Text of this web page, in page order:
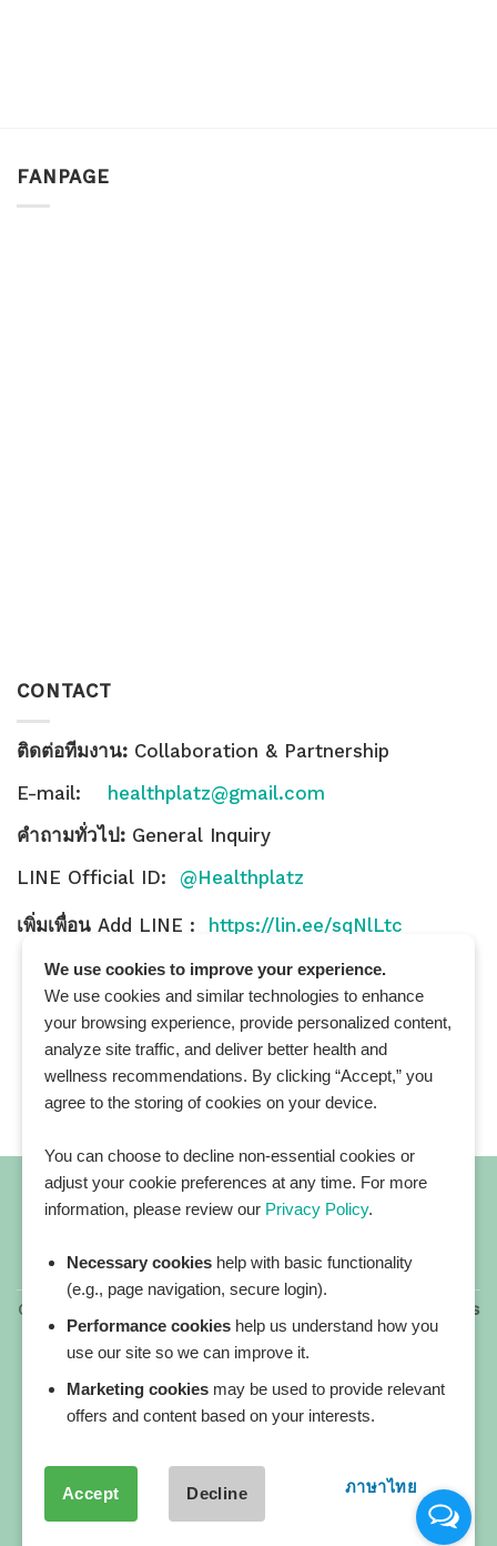
FANPAGE
CONTACT
ติดต่อทีมงาน: Collaboration & Partnership
E-mail: healthplatz@gmail.com
คำถามทั่วไป: General Inquiry
LINE Official ID: @Healthplatz
เพิ่มเพื่อน Add LINE : https://lin.ee/sqNlLtc
All blog posts
Copyright 2026 ©
All rights reserved. HEALTHPLATZ™ is
a registered trademark of Adbrandture Co., Ltd.
Our website services, content, and products are for
informational purposes only. Healthplatz does not
provide medical advice, diagnosis, or treatment.
We use cookies to improve your experience.
We use cookies and similar technologies to enhance
your browsing experience, provide personalized content,
analyze site traffic, and deliver better health and
wellness recommendations. By clicking “Accept,” you
agree to the storing of cookies on your device.
You can choose to decline non-essential cookies or
adjust your cookie preferences at any time. For more
information, please review our Privacy Policy.
Necessary cookies help with basic functionality
(e.g., page navigation, secure login).
Performance cookies help us understand how you
use our site so we can improve it.
Marketing cookies may be used to provide relevant
offers and content based on your interests.
Accept Decline ภาษาไทย